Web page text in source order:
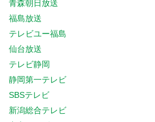
青森朝日放送
福島放送
テレビユー福島
仙台放送
テレビ静岡
静岡第一テレビ
SBSテレビ
新潟総合テレビ